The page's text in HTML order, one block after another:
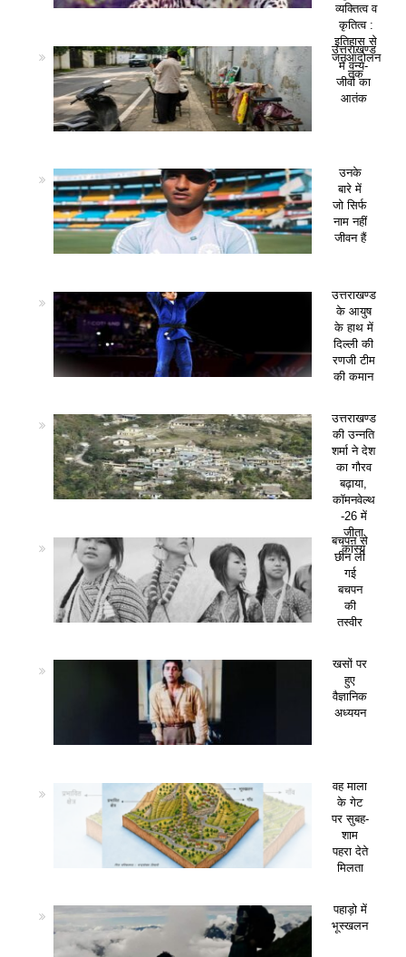
व्यक्तित्व व
कृतित्व :
इतिहास से
जनआंदोलन
तक
उत्तराखण्ड
में वन्य-
जीवों का
आतंक
उनके
बारे में
जो सिर्फ
नाम नहीं
जीवन हैं
उत्तराखण्ड
के आयुष
के हाथ में
दिल्ली की
रणजी टीम
की कमान
उत्तराखण्ड
की उन्नति
शर्मा ने देश
का गौरव
बढ़ाया,
कॉमनवेल्थ
-26 में
जीता
कांस्य
बचपन से
छीन ली
गई
बचपन
की
तस्वीर
खसों पर
हुए
वैज्ञानिक
अध्ययन
वह माला
के गेट
पर सुबह-
शाम
पहरा देते
मिलता
पहाड़ो में
भूस्खलन